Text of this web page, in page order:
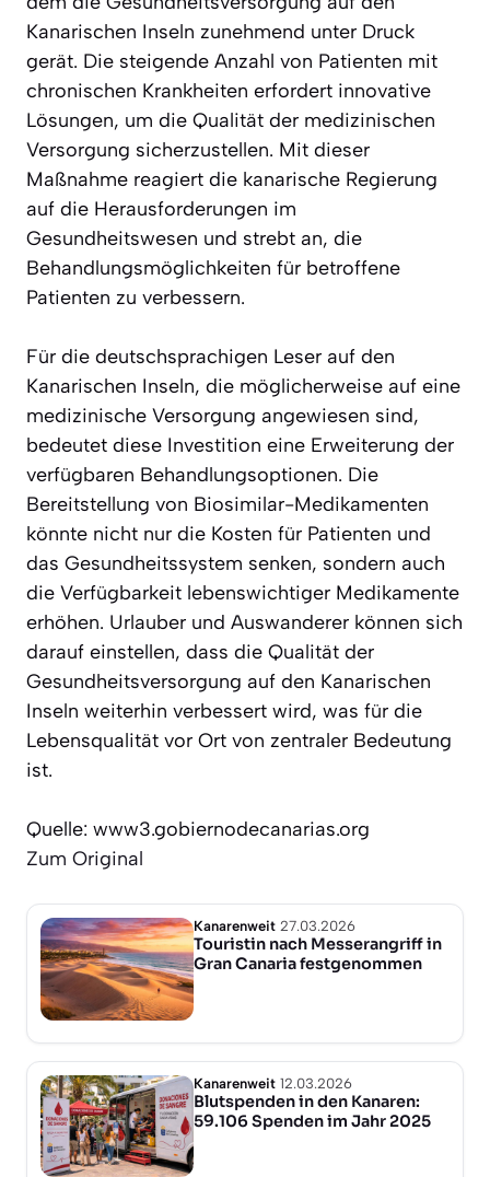
Kanarischen Inseln zunehmend unter Druck
gerät. Die steigende Anzahl von Patienten mit
chronischen Krankheiten erfordert innovative
Lösungen, um die Qualität der medizinischen
Versorgung sicherzustellen. Mit dieser
Maßnahme reagiert die kanarische Regierung
auf die Herausforderungen im
Gesundheitswesen und strebt an, die
Behandlungsmöglichkeiten für betroffene
Patienten zu verbessern.
Für die deutschsprachigen Leser auf den
Kanarischen Inseln, die möglicherweise auf eine
medizinische Versorgung angewiesen sind,
bedeutet diese Investition eine Erweiterung der
verfügbaren Behandlungsoptionen. Die
Bereitstellung von Biosimilar-Medikamenten
könnte nicht nur die Kosten für Patienten und
das Gesundheitssystem senken, sondern auch
die Verfügbarkeit lebenswichtiger Medikamente
erhöhen. Urlauber und Auswanderer können sich
darauf einstellen, dass die Qualität der
Gesundheitsversorgung auf den Kanarischen
Inseln weiterhin verbessert wird, was für die
Lebensqualität vor Ort von zentraler Bedeutung
ist.
Quelle: www3.gobiernodecanarias.org
Zum Original
Kanarenweit 27.03.2026
Touristin nach Messerangriff in
Gran Canaria festgenommen
Kanarenweit 12.03.2026
Blutspenden in den Kanaren:
59.106 Spenden im Jahr 2025